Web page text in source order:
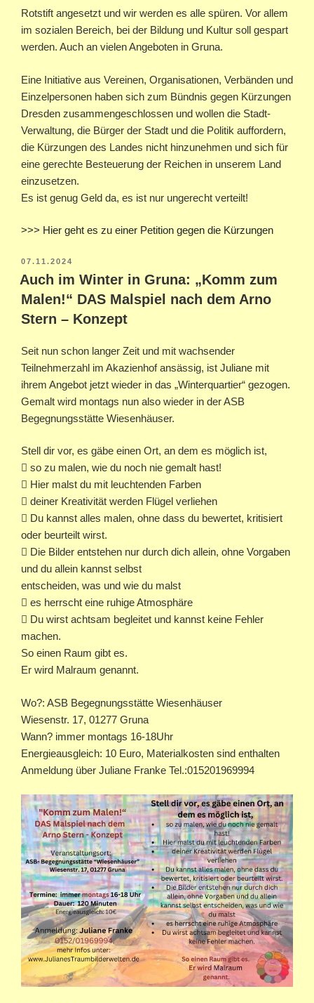
Rotstift angesetzt und wir werden es alle spüren. Vor allem
im sozialen Bereich, bei der Bildung und Kultur soll gespart
werden. Auch an vielen Angeboten in Gruna.
Eine Initiative aus Vereinen, Organisationen, Verbänden und
Einzelpersonen haben sich zum Bündnis gegen Kürzungen
Dresden zusammengeschlossen und wollen die Stadt-
Verwaltung, die Bürger der Stadt und die Politik auffordern,
die Kürzungen des Landes nicht hinzunehmen und sich für
eine gerechte Besteuerung der Reichen in unserem Land
einzusetzen.
Es ist genug Geld da, es ist nur ungerecht verteilt!
>>> Hier geht es zu einer Petition gegen die Kürzungen
VERÖFFENTLICHT
AM
07.11.2024
Auch im Winter in Gruna: „Komm zum
Malen!“ DAS Malspiel nach dem Arno
Stern – Konzept
Seit nun schon langer Zeit und mit wachsender
Teilnehmerzahl im Akazienhof ansässig, ist Juliane mit
ihrem Angebot jetzt wieder in das „Winterquartier“ gezogen.
Gemalt wird montags nun also wieder in der ASB
Begegnungsstätte Wiesenhäuser.
Stell dir vor, es gäbe einen Ort, an dem es möglich ist,
 so zu malen, wie du noch nie gemalt hast!
 Hier malst du mit leuchtenden Farben
 deiner Kreativität werden Flügel verliehen
 Du kannst alles malen, ohne dass du bewertet, kritisiert
oder beurteilt wirst.
 Die Bilder entstehen nur durch dich allein, ohne Vorgaben
und du allein kannst selbst
entscheiden, was und wie du malst
 es herrscht eine ruhige Atmosphäre
 Du wirst achtsam begleitet und kannst keine Fehler
machen.
So einen Raum gibt es.
Er wird Malraum genannt.
Wo?: ASB Begegnungsstätte Wiesenhäuser
Wiesenstr. 17, 01277 Gruna
Wann? immer montags 16-18Uhr
Energieausgleich: 10 Euro, Materialkosten sind enthalten
Anmeldung über Juliane Franke Tel.:015201969994